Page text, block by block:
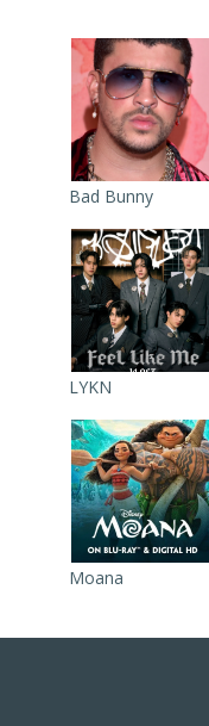
Bad Bunny
LYKN
Moana